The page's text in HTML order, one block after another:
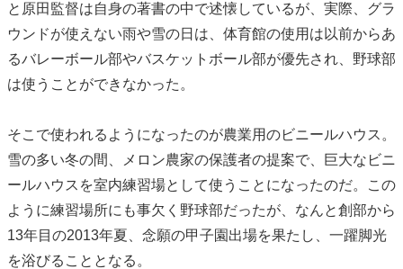
と原田監督は自身の著書の中で述懐しているが、実際、グラ
ウンドが使えない雨や雪の日は、体育館の使用は以前からあ
るバレーボール部やバスケットボール部が優先され、野球部
は使うことができなかった。
そこで使われるようになったのが農業用のビニールハウス。
雪の多い冬の間、メロン農家の保護者の提案で、巨大なビニ
ールハウスを室内練習場として使うことになったのだ。この
ように練習場所にも事欠く野球部だったが、なんと創部から
13年目の2013年夏、念願の甲子園出場を果たし、一躍脚光
を浴びることとなる。